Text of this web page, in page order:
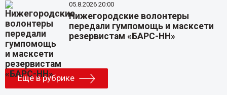
05.8.2026 20:00
Нижегородские волонтеры
передали гумпомощь и масксети
резервистам «БАРС-НН»
Еще в рубрике